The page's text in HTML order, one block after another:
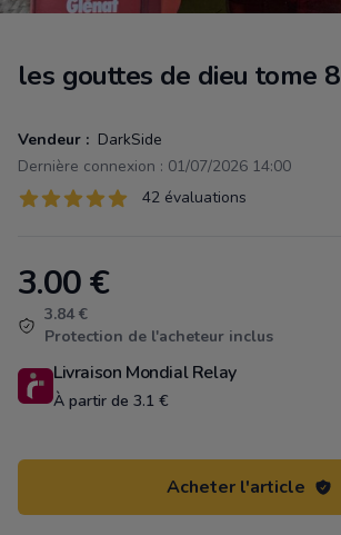
les gouttes de dieu tome 8
Vendeur : DarkSide
Dernière connexion : 01/07/2026 14:00
Évaluations
42 sur 5 étoiles 42 évaluations
Product information
3.00€
3.84 €
Protection de l'acheteur inclus
Livraison Mondial Relay
À partir de 3.1 €
Acheter l'article